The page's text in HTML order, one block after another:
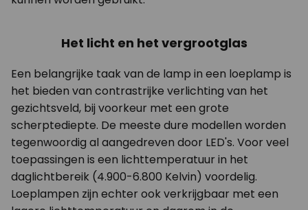
Het licht en het vergrootglas
Een belangrijke taak van de lamp in een loeplamp is
het bieden van contrastrijke verlichting van het
gezichtsveld, bij voorkeur met een grote
scherptediepte. De meeste dure modellen worden
tegenwoordig al aangedreven door LED's. Voor veel
toepassingen is een lichttemperatuur in het
daglichtbereik (4.900-6.800 Kelvin) voordelig.
Loeplampen zijn echter ook verkrijgbaar met een